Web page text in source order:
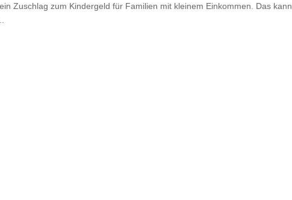
Zuschlag zum Kindergeld für Familien mit kleinem Einkommen. Das kann